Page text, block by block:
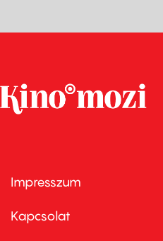
Footer
first
Impresszum
Kapcsolat